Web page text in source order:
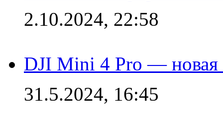
2.10.2024, 22:58
DJI Mini 4 Pro — новая
31.5.2024, 16:45